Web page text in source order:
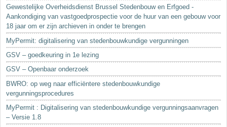
Gewestelijke Overheidsdienst Brussel Stedenbouw en Erfgoed -
Aankondiging van vastgoedprospectie voor de huur van een gebouw voor
18 jaar om er zijn archieven in onder te brengen
MyPermit: digitalisering van stedenbouwkundige vergunningen
GSV – goedkeuring in 1e lezing
GSV – Openbaar onderzoek
BWRO: op weg naar efficiëntere stedenbouwkundige
vergunningsprocedures
MyPermit : Digitalisering van stedenbouwkundige vergunningsaanvragen
– Versie 1.8